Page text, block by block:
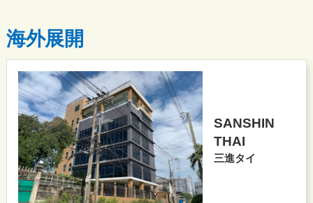
海外展開
SANSHIN
THAI
三進タイ